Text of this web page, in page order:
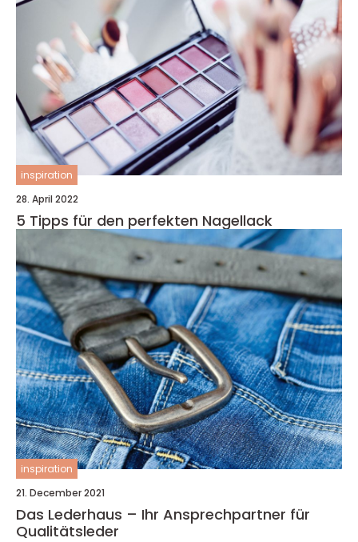
inspiration
28. April 2022
5 Tipps für den perfekten Nagellack
inspiration
21. December 2021
Das Lederhaus – Ihr Ansprechpartner für
Qualitätsleder